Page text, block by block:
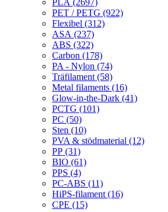
PLA (2697)
PET / PETG (922)
Flexibel (312)
ASA (237)
ABS (322)
Carbon (178)
PA - Nylon (74)
Träfilament (58)
Metal filaments (16)
Glow-in-the-Dark (41)
PCTG (101)
PC (50)
Sten (10)
PVA & stödmaterial (12)
PP (31)
BIO (61)
PPS (4)
PC-ABS (11)
HiPS-filament (16)
CPE (15)